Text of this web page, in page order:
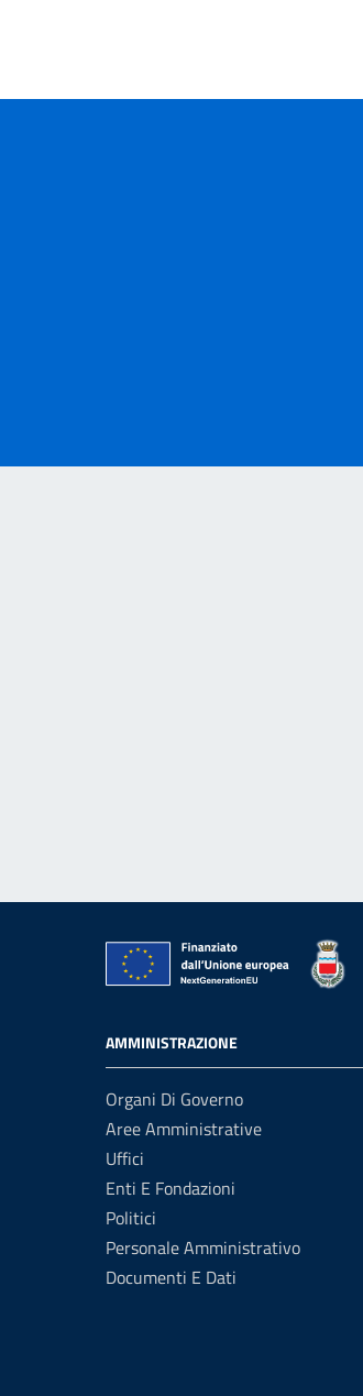
AMMINISTRAZIONE
Organi Di Governo
Aree Amministrative
Uffici
Enti E Fondazioni
Politici
Personale Amministrativo
Documenti E Dati